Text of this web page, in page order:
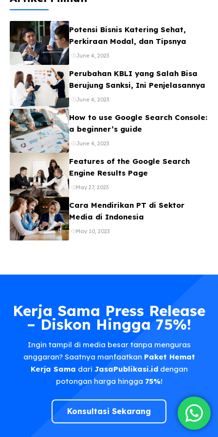
Potensi Bisnis Katering Sehat,
Perkiraan Modal, dan Tipsnya
June 4, 2023
Perubahan KBLI yang Salah Bisa
Berujung Sanksi, Ini Penjelasannya
June 4, 2023
How to use Google Search Console:
a beginner’s guide
June 4, 2023
Features of the Google Search
Engine Results Page
May 27, 2023
Cara Mendirikan PT di Sektor
Media di Indonesia
May 10, 2023
Kerja Sama Press Release
– Diskon Hingga 75%!
Ingin tampil di media besar tanpa menguras
anggaran? Saatnya manfaatkan Paket Hemat
Kerja Sama dari JasaPublikasi.iddengan
potongan harga hingga 75%!
Konsultasi Sekarang